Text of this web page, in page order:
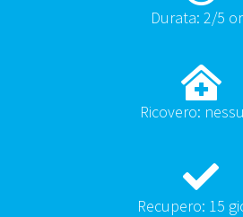
Durata: 2/5
Ricovero:
Recupero: 15